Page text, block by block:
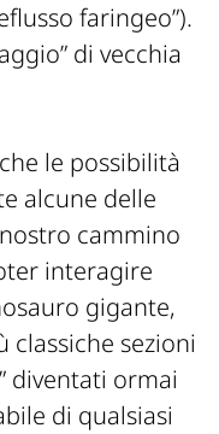
faringeo”).
di vecchia
le possibilità
alcune delle
cammino
interagire
gigante,
classiche sezioni
diventati ormai
di qualsiasi